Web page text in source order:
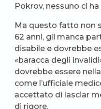
Pokrov, nessuno ci
Ma questo fatto non
62 anni, gli manca
disabile e dovrebbe
«baracca degli
dovrebbe essere nella
come l’ufficiale
accettato di lasciar
di rigore.